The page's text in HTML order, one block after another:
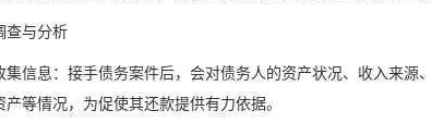
查与分析
集信息：接手债务案件后，会对债务人的资产状况、收入来
产等情况，为促使其还款提供有力依据。